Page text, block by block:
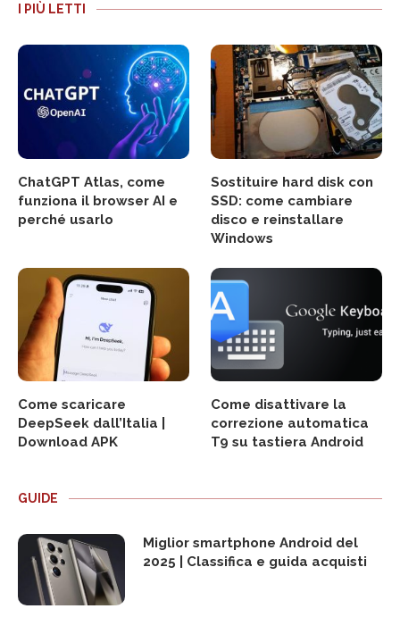
I PIÙ LETTI
ChatGPT Atlas, come
funziona il browser AI e
perché usarlo
Sostituire hard disk con
SSD: come cambiare
disco e reinstallare
Windows
Come scaricare
DeepSeek dall’Italia |
Download APK
Come disattivare la
correzione automatica
T9 su tastiera Android
GUIDE
Miglior smartphone Android del
2025 | Classifica e guida acquisti